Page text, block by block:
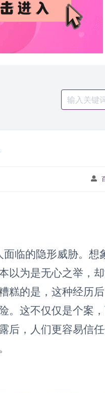
Search
for:
临的隐形威胁。想
以为是无心之举，
糕的是，这种经历
。这不仅仅是个案
后，人们更容易信